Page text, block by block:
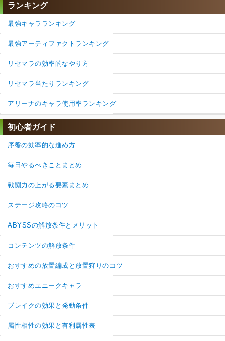
ランキング
最強キャラランキング
最強アーティファクトランキング
リセマラの効率的なやり方
リセマラ当たりランキング
アリーナのキャラ使用率ランキング
初心者ガイド
序盤の効率的な進め方
毎日やるべきことまとめ
戦闘力の上がる要素まとめ
ステージ攻略のコツ
ABYSSの解放条件とメリット
コンテンツの解放条件
おすすめの放置編成と放置狩りのコツ
おすすめユニークキャラ
ブレイクの効果と発動条件
属性相性の効果と有利属性表